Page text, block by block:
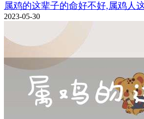
属鸡的这辈子的命好不好,属鸡人
2023-05-30